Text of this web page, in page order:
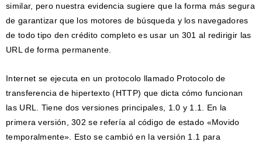
similar, pero nuestra evidencia sugiere que la forma más segura
de garantizar que los motores de búsqueda y los navegadores
de todo tipo den crédito completo es usar un 301 al redirigir las
URL de forma permanente.
Internet se ejecuta en un protocolo llamado Protocolo de
transferencia de hipertexto (HTTP) que dicta cómo funcionan
las URL. Tiene dos versiones principales, 1.0 y 1.1. En la
primera versión, 302 se refería al código de estado «Movido
temporalmente». Esto se cambió en la versión 1.1 para